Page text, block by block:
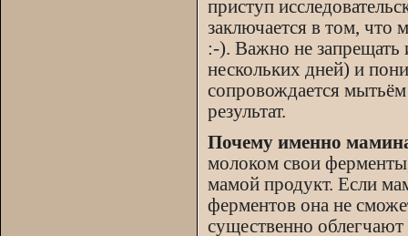
приступ
заключается в том, что
:-). Важно не запрещать
нескольких дней) и
сопровождается
результат.
Почему именно
молоком свои
мамой продукт. Если
ферментов она не
существенно